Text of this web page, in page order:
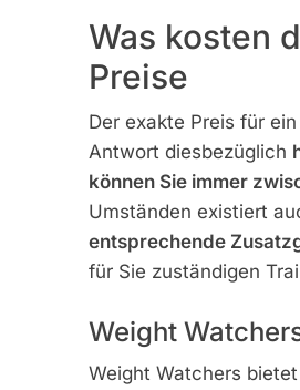
Was kosten
Preise
Der exakte Preis für
Antwort diesbezüglich
können Sie immer
Umständen existiert
entsprechende
für Sie zuständigen
Weight
Weight Watchers